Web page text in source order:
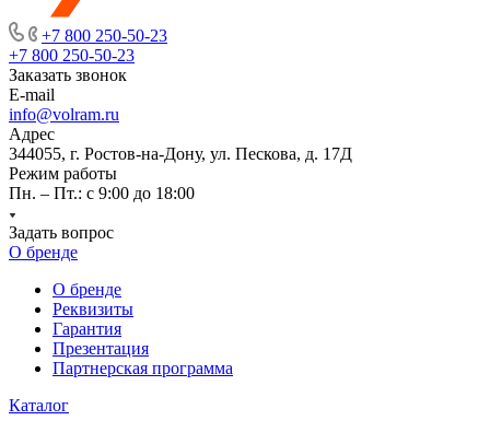
+7 800 250-50-23
+7 800 250-50-23
Заказать звонок
E-mail
info@volram.ru
Адрес
344055, г. Ростов-на-Дону, ул. Пескова, д. 17Д
Режим работы
Пн. – Пт.: с 9:00 до 18:00
Задать вопрос
О бренде
О бренде
Реквизиты
Гарантия
Презентация
Партнерская программа
Каталог